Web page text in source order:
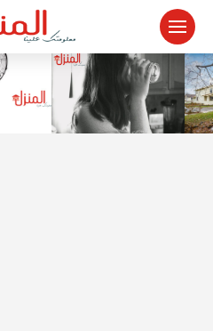
التجاوز
المحتوى